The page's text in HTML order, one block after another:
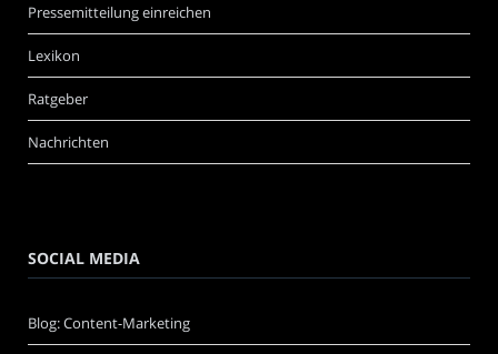
Pressemitteilung einreichen
Lexikon
Ratgeber
Nachrichten
SOCIAL MEDIA
Blog: Content-Marketing